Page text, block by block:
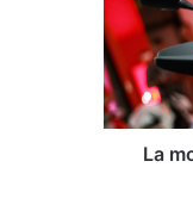
t
o
d
e
s
La